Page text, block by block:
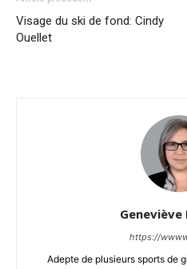
Visage du ski de fond: Cindy
Ouellet
https://
Adepte de plusieurs sports de